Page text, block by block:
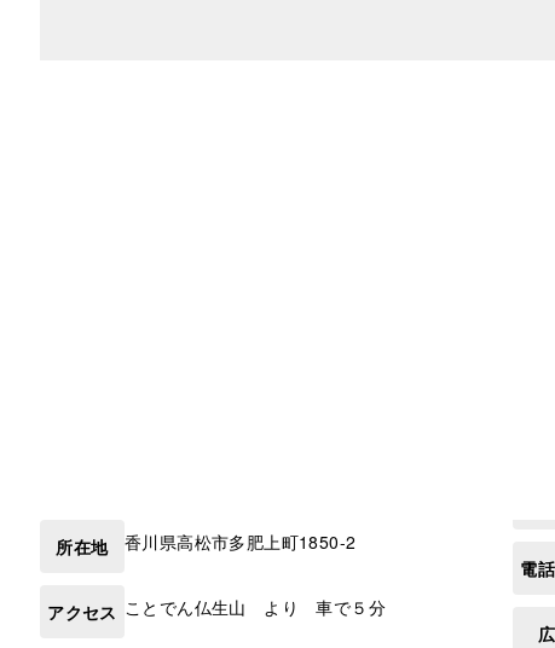
所在地 香川県高松市多肥上町1850-2
アクセス ことでん仏生山 より 車で５分
電